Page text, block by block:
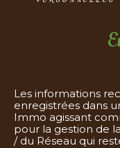
Les informations
enregistrées dans
Immo agissant
pour la gestion de
/ du Réseau qui